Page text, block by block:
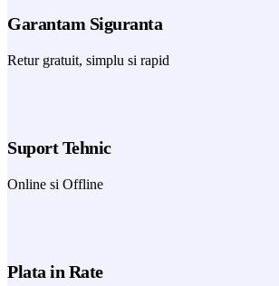
Garantam Siguranta
Retur gratuit, simplu si rapid
Suport Tehnic
Online si Offline
Plata in Rate